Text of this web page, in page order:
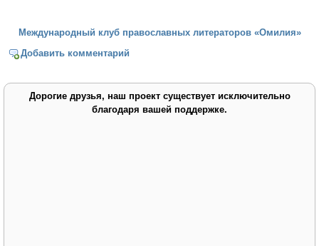
Международный клуб православных литераторов «Омилия»
Добавить комментарий
Дорогие друзья, наш проект существует исключительно
благодаря вашей поддержке.